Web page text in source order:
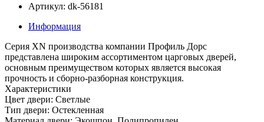
Артикул: dk-56181
Информация
Серия ХN производства компании Профиль Дорс
представлена широким ассортиментом царговых дверей,
основным преимуществом которых является высокая
прочность и сборно-разборная конструкция.
Характеристики
Цвет двери: Светлые
Тип двери: Остекленная